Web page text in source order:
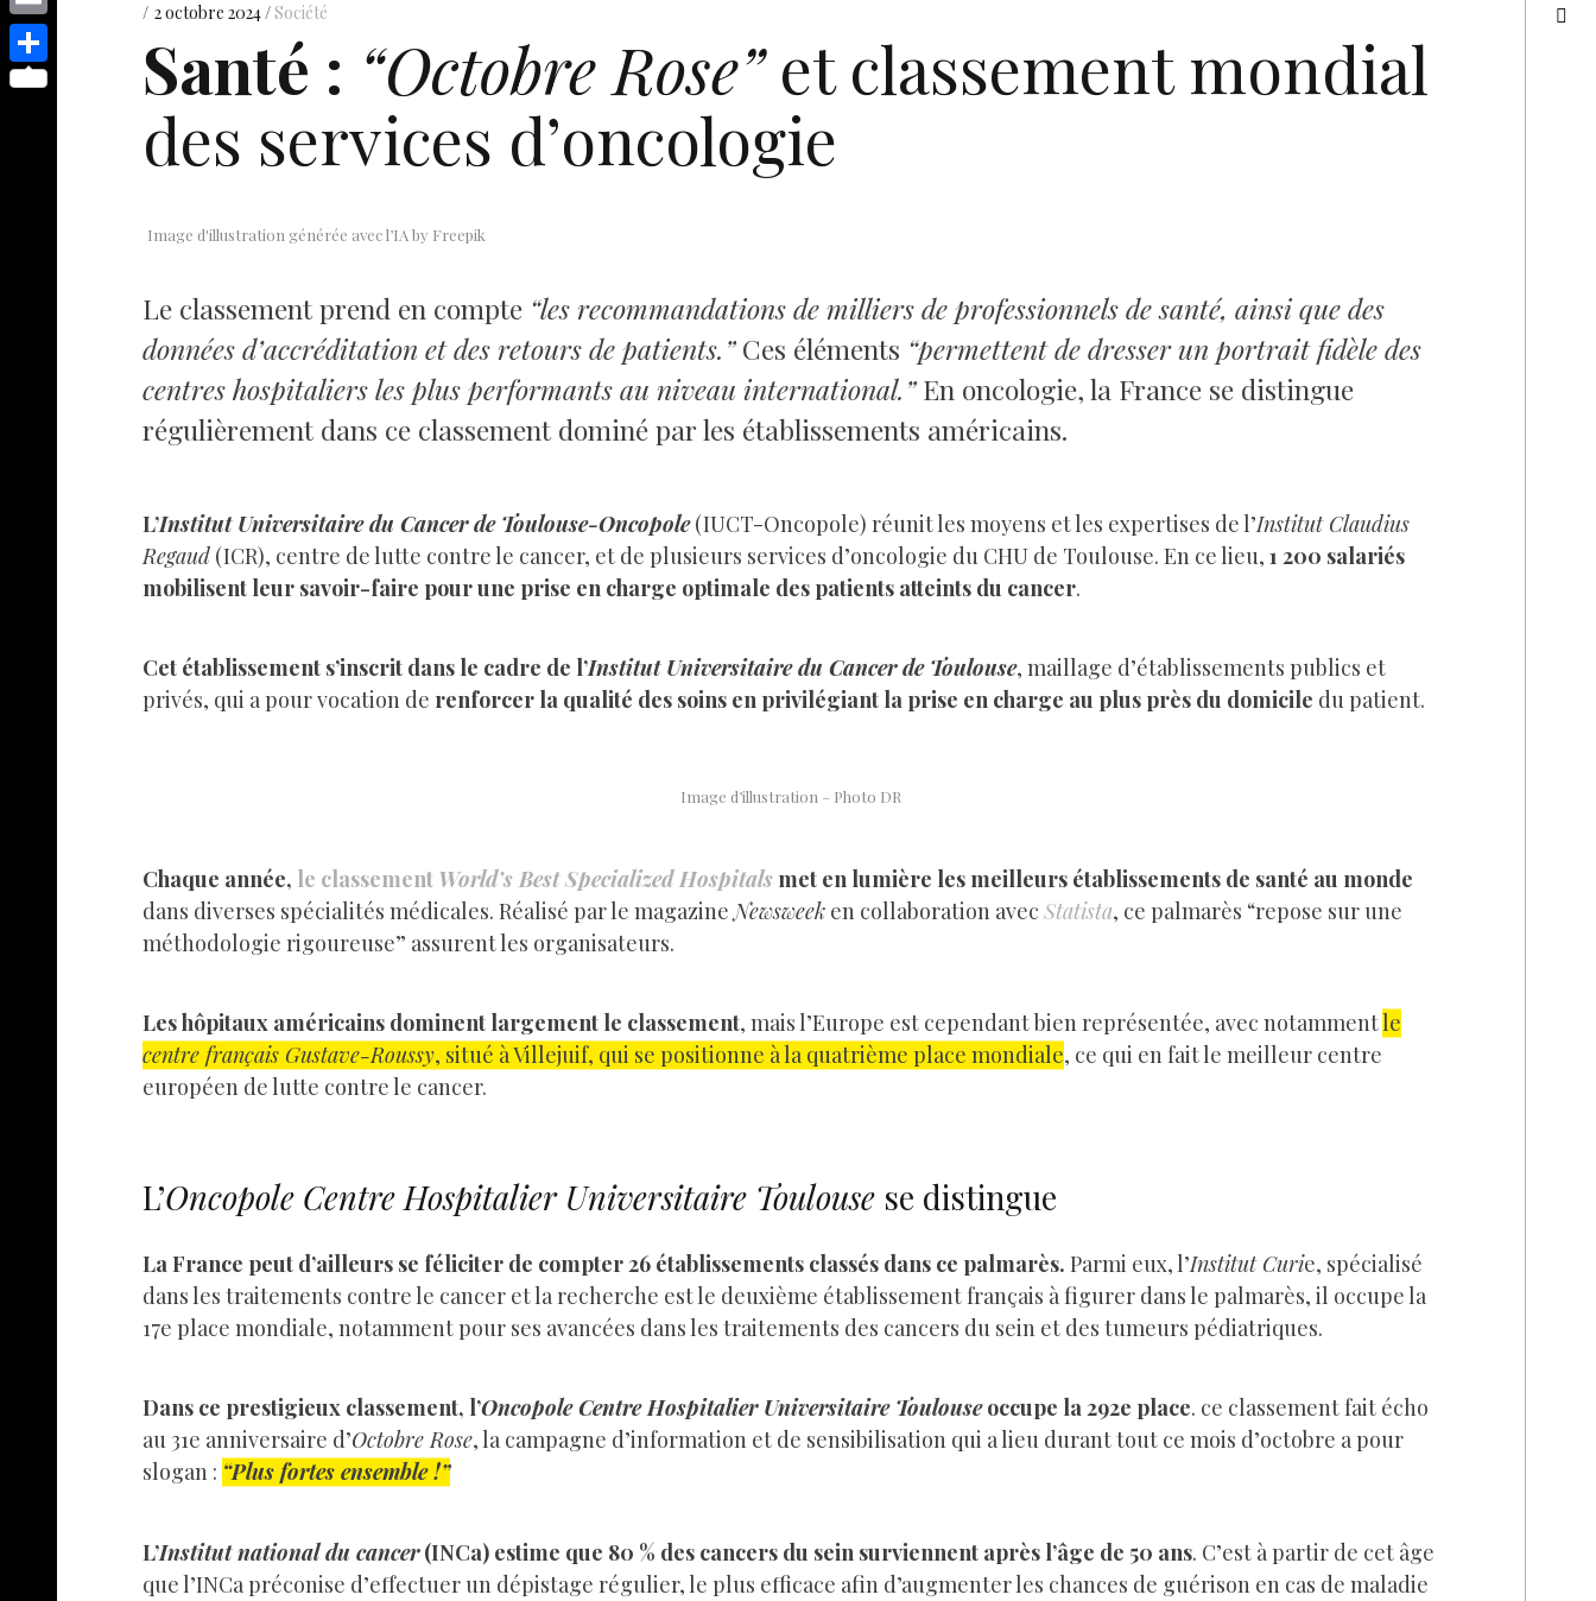
2 octobre 2024 Société
Santé : “Octobre Rose”et classement mondial
des services d’oncologie
Image d'illustration générée avec l’IA by Freepik
Le classement prend en compte “les recommandations de milliers de professionnels de santé, ainsi que des
données d’accréditation et des retours de patients.”Ces éléments “permettent de dresser un portrait fidèle des
centres hospitaliers les plus performants au niveau international.”En oncologie, la France se distingue
régulièrement dans ce classement dominé par les établissements américains.
L’Institut Universitaire du Cancer de Toulouse-Oncopole(IUCT-Oncopole) réunit les moyens et les expertises de l’Institut Claudius
Regaud (ICR), centre de lutte contre le cancer, et de plusieurs services d’oncologie du CHU de Toulouse. En ce lieu, 1 200 salariés
mobilisent leur savoir-faire pour une prise en charge optimale des patients atteints du cancer.
Cet établissement s’inscrit dans le cadre de l’Institut Universitaire du Cancer de Toulouse, maillage d’établissements publics et
privés, qui a pour vocation de renforcer la qualité des soins en privilégiant la prise en charge au plus près du domicile du patient.
Image d’illustration – Photo DR
Chaque année, le classement World’s Best Specialized Hospitals met en lumière les meilleurs établissements de santé au monde
dans diverses spécialités médicales. Réalisé par le magazineNewsweek en collaboration avec Statista, ce palmarès “repose sur une
méthodologie rigoureuse” assurent les organisateurs.
Les hôpitaux américains dominent largement le classement, mais l’Europe est cependant bien représentée, avec notammentle
centre français Gustave-Roussy, situé à Villejuif, qui se positionne à la quatrième place mondiale, ce qui en fait le meilleur centre
européen de lutte contre le cancer.
L’Oncopole Centre Hospitalier Universitaire Toulouse se distingue
La France peut d’ailleurs se féliciter de compter 26 établissements classés dans ce palmarès. Parmi eux, l’Institut Curie, spécialisé
dans les traitements contre le cancer et la recherche est le deuxième établissement français à figurer dans le palmarès, il occupe la
17e place mondiale, notamment pour ses avancées dans les traitements des cancers du sein et des tumeurs pédiatriques.
Dans ce prestigieux classement, l’Oncopole Centre Hospitalier Universitaire Toulouseoccupe la 292e place. ce classement fait écho
au 31e anniversaire d’Octobre Rose, la campagne d’information et de sensibilisation qui a lieu durant tout ce mois d’octobre a pour
slogan : “Plus fortes ensemble !”
L’Institut national du cancer(INCa) estime que 80 % des cancers du sein surviennent après l’âge de 50 ans. C’est à partir de cet âge
que l’INCa préconise d’effectuer un dépistage régulier, le plus efficace afin d’augmenter les chances de guérison en cas de maladie
p
e
s
d
I
e
n
y
p
e
o
p
E
m
S